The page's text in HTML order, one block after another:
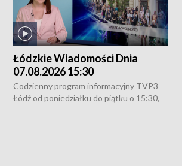
Łódzkie Wiadomości Dnia
07.08.2026 15:30
Codzienny program informacyjny TVP3
Łódź od poniedziałku do piątku o 15:30,